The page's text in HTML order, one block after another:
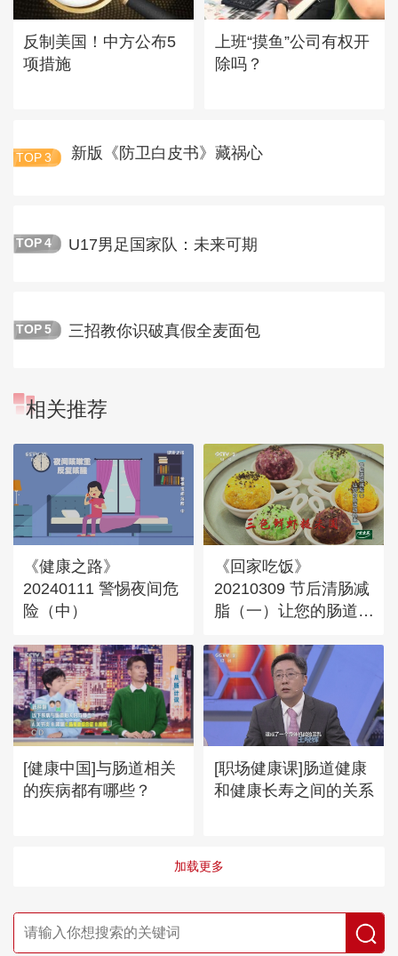
反制美国！中方公布5
项措施
上班“摸鱼”公司有权开
除吗？
TOP 3 新版《防卫白皮书》藏祸心
TOP 4 U17男足国家队：未来可期
TOP 5 三招教你识破真假全麦面包
相关推荐
《健康之路》
20240111 警惕夜间危
险（中）
《回家吃饭》
20210309 节后清肠减
脂（一）让您的肠道动
[健康中国]与肠道相关
的疾病都有哪些？
[职场健康课]肠道健康
和健康长寿之间的关系
加载更多